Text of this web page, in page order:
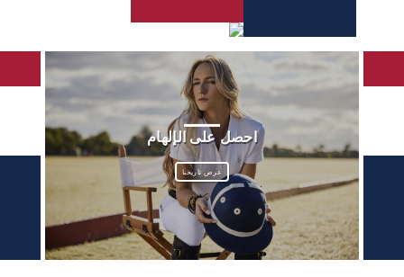
احصل على الإلهام
عرض تاريخنا